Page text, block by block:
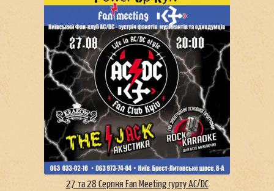
27 та 28 Серпня Fan Meeting гурту AC/DС